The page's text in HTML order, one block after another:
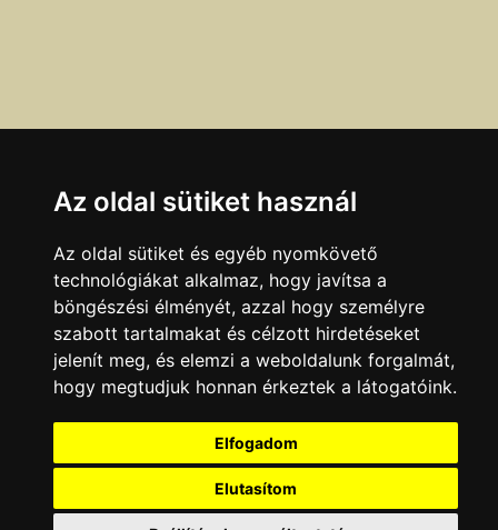
Ha a fenti adatokban hibát talál, azt azittolvasható
módokon jelentheti be.
Adatok legutóbbi ellenőrzésének dátuma:
2014.05.08
KAPCSOLAT|HIRDETÉS
Az oldal sütiket használ
Az oldal sütiket és egyéb nyomkövető
technológiákat alkalmaz, hogy javítsa a
böngészési élményét, azzal hogy személyre
szabott tartalmakat és célzott hirdetéseket
jelenít meg, és elemzi a weboldalunk forgalmát,
hogy megtudjuk honnan érkeztek a látogatóink.
Elfogadom
Elutasítom